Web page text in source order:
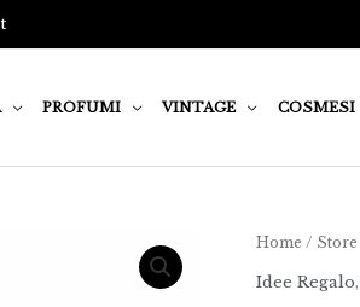
PROFUMI VINTAGE COSMESI
Home / Store
Idee Regalo,
Click
on